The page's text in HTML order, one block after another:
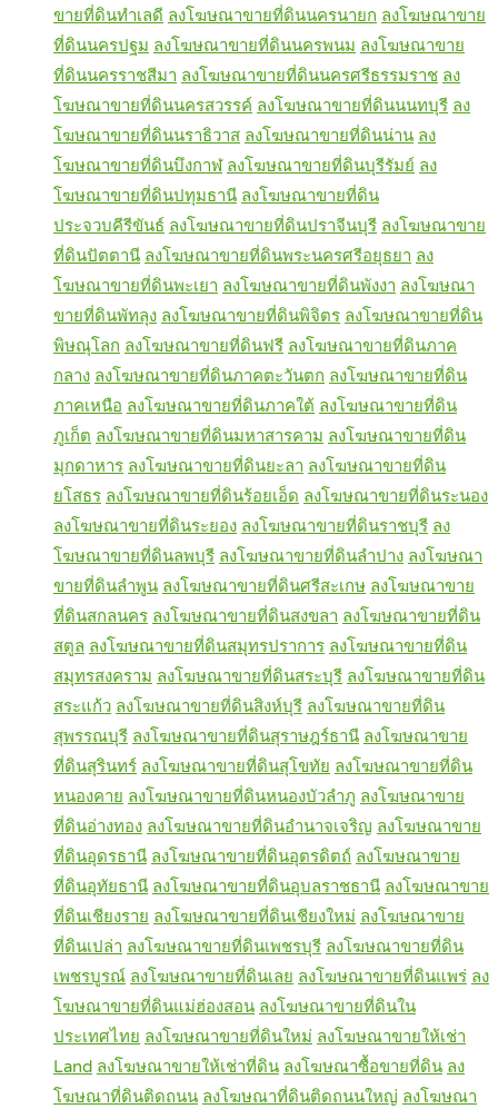
ขายที่ดินทำเลดี ลงโฆษณาขายที่ดินนครนายก ลงโฆษณาขาย
ที่ดินนครปฐม ลงโฆษณาขายที่ดินนครพนม ลงโฆษณาขาย
ที่ดินนครราชสีมา ลงโฆษณาขายที่ดินนครศรีธรรมราช ลง
โฆษณาขายที่ดินนครสวรรค์ ลงโฆษณาขายที่ดินนนทบุรี ลง
โฆษณาขายที่ดินนราธิวาส ลงโฆษณาขายที่ดินน่าน ลง
โฆษณาขายที่ดินบึงกาฬ ลงโฆษณาขายที่ดินบุรีรัมย์ ลง
โฆษณาขายที่ดินปทุมธานี ลงโฆษณาขายที่ดิน
ประจวบคีรีขันธ์ ลงโฆษณาขายที่ดินปราจีนบุรี ลงโฆษณาขาย
ที่ดินปัตตานี ลงโฆษณาขายที่ดินพระนครศรีอยุธยา ลง
โฆษณาขายที่ดินพะเยา ลงโฆษณาขายที่ดินพังงา ลงโฆษณา
ขายที่ดินพัทลุง ลงโฆษณาขายที่ดินพิจิตร ลงโฆษณาขายที่ดิน
พิษณุโลก ลงโฆษณาขายที่ดินฟรี ลงโฆษณาขายที่ดินภาค
กลาง ลงโฆษณาขายที่ดินภาคตะวันตก ลงโฆษณาขายที่ดิน
ภาคเหนือ ลงโฆษณาขายที่ดินภาคใต้ ลงโฆษณาขายที่ดิน
ภูเก็ต ลงโฆษณาขายที่ดินมหาสารคาม ลงโฆษณาขายที่ดิน
มุกดาหาร ลงโฆษณาขายที่ดินยะลา ลงโฆษณาขายที่ดิน
ยโสธร ลงโฆษณาขายที่ดินร้อยเอ็ด ลงโฆษณาขายที่ดินระนอง
ลงโฆษณาขายที่ดินระยอง ลงโฆษณาขายที่ดินราชบุรี ลง
โฆษณาขายที่ดินลพบุรี ลงโฆษณาขายที่ดินลำปาง ลงโฆษณา
ขายที่ดินลำพูน ลงโฆษณาขายที่ดินศรีสะเกษ ลงโฆษณาขาย
ที่ดินสกลนคร ลงโฆษณาขายที่ดินสงขลา ลงโฆษณาขายที่ดิน
สตูล ลงโฆษณาขายที่ดินสมุทรปราการ ลงโฆษณาขายที่ดิน
สมุทรสงคราม ลงโฆษณาขายที่ดินสระบุรี ลงโฆษณาขายที่ดิน
สระแก้ว ลงโฆษณาขายที่ดินสิงห์บุรี ลงโฆษณาขายที่ดิน
สุพรรณบุรี ลงโฆษณาขายที่ดินสุราษฎร์ธานี ลงโฆษณาขาย
ที่ดินสุรินทร์ ลงโฆษณาขายที่ดินสุโขทัย ลงโฆษณาขายที่ดิน
หนองคาย ลงโฆษณาขายที่ดินหนองบัวลำภู ลงโฆษณาขาย
ที่ดินอ่างทอง ลงโฆษณาขายที่ดินอำนาจเจริญ ลงโฆษณาขาย
ที่ดินอุดรธานี ลงโฆษณาขายที่ดินอุตรดิตถ์ ลงโฆษณาขาย
ที่ดินอุทัยธานี ลงโฆษณาขายที่ดินอุบลราชธานี ลงโฆษณาขาย
ที่ดินเชียงราย ลงโฆษณาขายที่ดินเชียงใหม่ ลงโฆษณาขาย
ที่ดินเปล่า ลงโฆษณาขายที่ดินเพชรบุรี ลงโฆษณาขายที่ดิน
เพชรบูรณ์ ลงโฆษณาขายที่ดินเลย ลงโฆษณาขายที่ดินแพร่ ลง
โฆษณาขายที่ดินแม่ฮ่องสอน ลงโฆษณาขายที่ดินใน
ประเทศไทย ลงโฆษณาขายที่ดินใหม่ ลงโฆษณาขายให้เช่า
Land ลงโฆษณาขายให้เช่าที่ดิน ลงโฆษณาซื้อขายที่ดิน ลง
โฆษณาที่ดินติดถนน ลงโฆษณาที่ดินติดถนนใหญ่ ลงโฆษณา